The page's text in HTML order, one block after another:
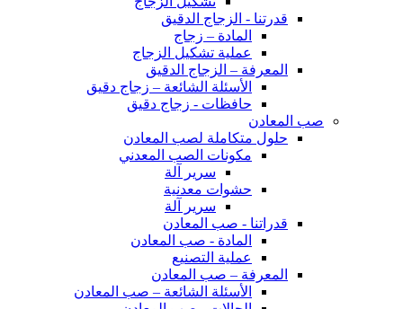
قدرتنا - الزجاج الدقيق
المادة – زجاج
عملية تشكيل الزجاج
المعرفة – الزجاج الدقيق
الأسئلة الشائعة – زجاج دقيق
حافظات - زجاج دقيق
صب المعادن
حلول متكاملة لصب المعادن
مكونات الصب المعدني
سرير آلة
حشوات معدنية
سرير آلة
قدراتنا - صب المعادن
المادة - صب المعادن
عملية التصنيع
المعرفة – صب المعادن
الأسئلة الشائعة – صب المعادن